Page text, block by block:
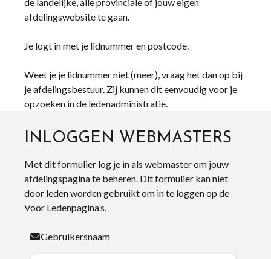
afdelingswebsite te gaan.
Je logt in met je lidnummer en postcode.
Weet je je lidnummer niet (meer), vraag het dan op bij
je afdelingsbestuur. Zij kunnen dit eenvoudig voor je
opzoeken in de ledenadministratie.
INLOGGEN WEBMASTERS
Met dit formulier log je in als webmaster om jouw
afdelingspagina te beheren. Dit formulier kan niet
door leden worden gebruikt om in te loggen op de
Voor Ledenpagina’s.
Gebruikersnaam